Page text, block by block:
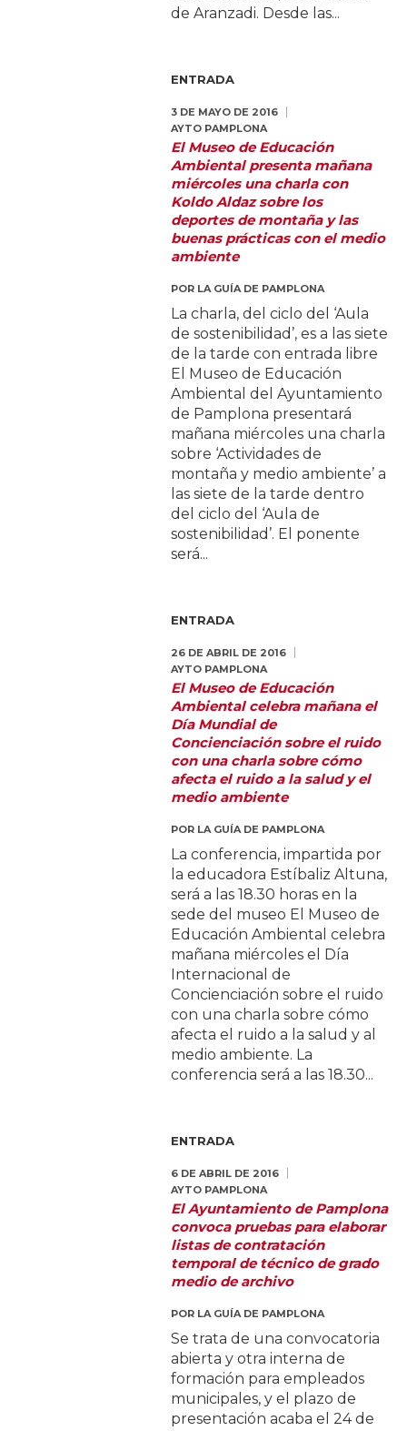
de Aranzadi. Desde las...
ENTRADA
3 DE MAYO DE 2016
AYTO PAMPLONA
El Museo de Educación
Ambiental presenta mañana
miércoles una charla con
Koldo Aldaz sobre los
deportes de montaña y las
buenas prácticas con el medio
ambiente
POR LA GUÍA DE PAMPLONA
La charla, del ciclo del ‘Aula
de sostenibilidad’, es a las siete
de la tarde con entrada libre
El Museo de Educación
Ambiental del Ayuntamiento
de Pamplona presentará
mañana miércoles una charla
sobre ‘Actividades de
montaña y medio ambiente’ a
las siete de la tarde dentro
del ciclo del ‘Aula de
sostenibilidad’. El ponente
será...
ENTRADA
26 DE ABRIL DE 2016
AYTO PAMPLONA
El Museo de Educación
Ambiental celebra mañana el
Día Mundial de
Concienciación sobre el ruido
con una charla sobre cómo
afecta el ruido a la salud y el
medio ambiente
POR LA GUÍA DE PAMPLONA
La conferencia, impartida por
la educadora Estíbaliz Altuna,
será a las 18.30 horas en la
sede del museo El Museo de
Educación Ambiental celebra
mañana miércoles el Día
Internacional de
Concienciación sobre el ruido
con una charla sobre cómo
afecta el ruido a la salud y al
medio ambiente. La
conferencia será a las 18.30...
ENTRADA
6 DE ABRIL DE 2016
AYTO PAMPLONA
El Ayuntamiento de Pamplona
convoca pruebas para elaborar
listas de contratación
temporal de técnico de grado
medio de archivo
POR LA GUÍA DE PAMPLONA
Se trata de una convocatoria
abierta y otra interna de
formación para empleados
municipales, y el plazo de
presentación acaba el 24 de